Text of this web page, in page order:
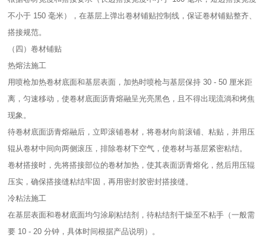
不小于 150 毫米），在基层上弹出卷材铺贴控制线，保证卷材铺贴整齐、
搭接规范。​
（四）卷材铺贴​
热熔法施工​
用喷枪加热卷材底面和基层表面，加热时喷枪与基层保持 30 - 50 厘米距
离，匀速移动，使卷材底面沥青熔融呈光亮黑色，且不得出现流淌和烤焦
现象。​
待卷材底面沥青熔融后，立即滚铺卷材，将卷材向前滚铺、粘贴，并用压
辊从卷材中间向两侧滚压，排除卷材下空气，使卷材与基层紧密粘结。​
卷材搭接时，先将搭接部位的卷材加热，使其表面沥青熔化，然后用压辊
压实，确保搭接缝粘结牢固，再用密封胶密封搭接缝。​
冷粘法施工​
在基层表面和卷材底面均匀涂刷粘结剂，待粘结剂干燥至不粘手（一般需
要 10 - 20 分钟，具体时间根据产品说明）。​